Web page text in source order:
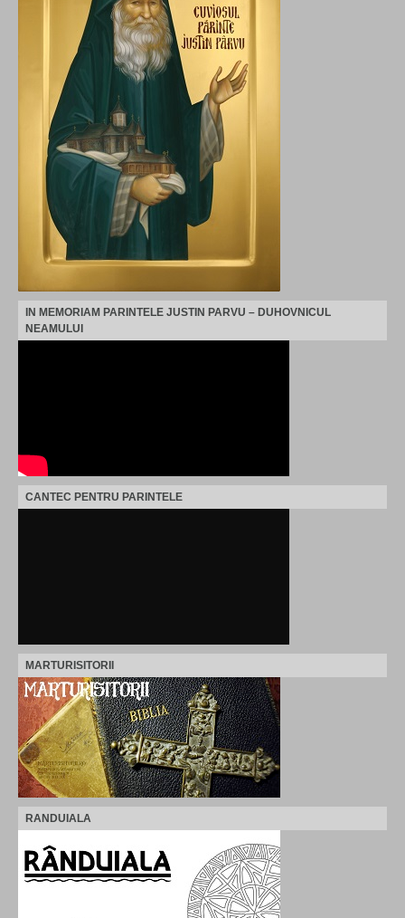
IN MEMORIAM PARINTELE JUSTIN PARVU – DUHOVNICUL
NEAMULUI
CANTEC PENTRU PARINTELE
MARTURISITORII
RANDUIALA